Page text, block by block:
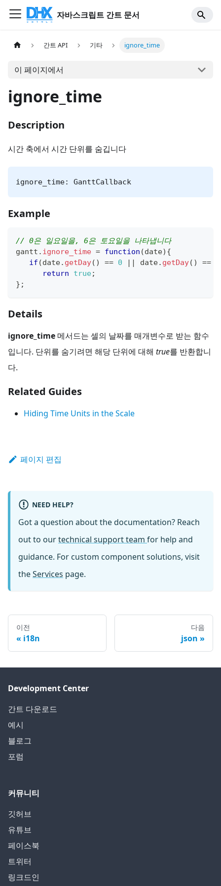
자바스크립트 간트 문서
간트 API 기타 ignore_time
이 페이지에서
ignore_time
Description
시간 축에서 시간 단위를 숨깁니다
ignore_time: GanttCallback
Example
// 0은 일요일을, 6은 토요일을 나타냅니다
gantt . ignore_time = function (date) {
if (date. getDay( ) == 0 || date. getDay( ) ==
return
true;
} ;
Details
ignore_time 메서드는 셀의 날짜를 매개변수로 받는 함수
입니다. 단위를 숨기려면 해당 단위에 대해 true를 반환합니
다.
Related Guides
Hiding Time Units in the Scale
페이지 편집
NEED HELP?
Got a question about the documentation? Reach
out to ourtechnical support team for help and
guidance. For custom component solutions, visit
theServices page.
이전
i18n
다음
json
Development Center
간트 다운로드
예시
블로그
포럼
커뮤니티
깃허브
유튜브
페이스북
트위터
링크드인